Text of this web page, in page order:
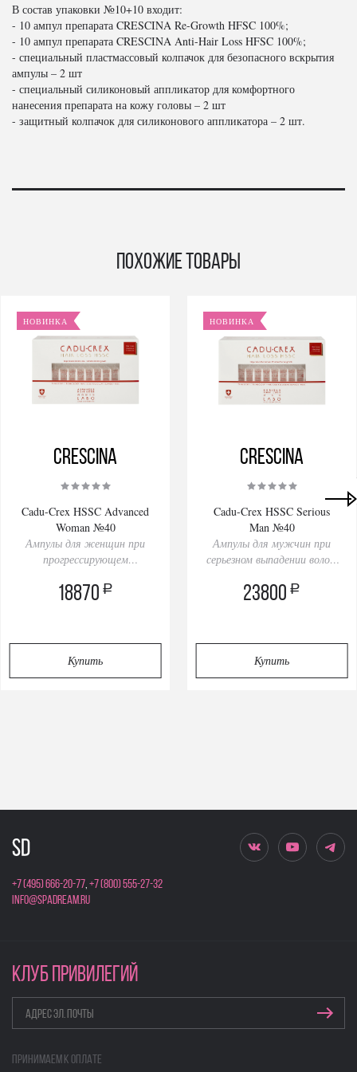
В состав упаковки №10+10 входит:
- 10 ампул препарата CRESCINA Re-Growth HFSC 100%;
- 10 ампул препарата CRESCINA Anti-Hair Loss HFSC 100%;
- специальный пластмассовый колпачок для безопасного вскрытия
ампулы – 2 шт
- специальный силиконовый аппликатор для комфортного
нанесения препарата на кожу головы – 2 шт
- защитный колпачок для силиконового аппликатора – 2 шт.
Похожие товары
НОВИНКА
Crescina
Cadu-Crex HSSC Advanced
Woman №40
Ампулы для женщин при
прогрессирующем
18870 a
Купить
НОВИНКА
Crescina
Cadu-Crex HSSC Serious
Man №40
Ампулы для мужчин при
серьезном выпадении волос,
23800 a
Купить
+7 (495) 666-20-77,+7 (800) 555-27-32
info@spadream.ru
КЛУБ ПРИВИЛЕГИЙ
Принимаем к оплате
Privacy notice